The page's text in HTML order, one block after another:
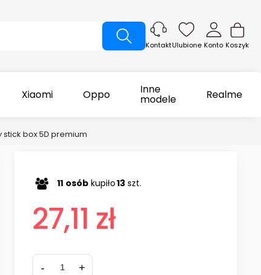
Koszyk
Konto
KontaktUlubione
Xiaomi Oppo Inne
modele Realme
stick box 5D premium
11 osób kupiło13 szt.
27,11 zł
- +